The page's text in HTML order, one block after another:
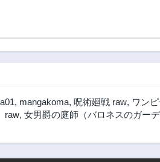
, mangakoma, 呪術廻戦 raw, ワン
raw, 女男爵の庭師（バロネスのガー